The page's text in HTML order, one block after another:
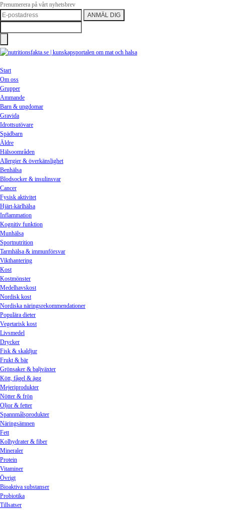
Prenumerera på vårt nyhetsbrev
Start
Om oss
Grupper
Ammande
Barn & ungdomar
Gravida
Idrottsutövare
Spädbarn
Äldre
Hälsoområden
Allergier & överkänslighet
Benhälsa
Blodsocker & insulinsvar
Cancer
Fysisk aktivitet
Hjärt-kärlhälsa
Inflammation
Kognitiv funktion
Munhälsa
Sportnutrition
Tarmhälsa & immunförsvar
Vikthantering
Kost
Kostmönster
Medelhavskost
Nordisk kost
Nordiska näringsrekommendationer
Populära dieter
Vegetarisk kost
Livsmedel
Drycker
Fisk & skaldjur
Frukt & bär
Grönsaker & baljväxter
Kött, fågel & ägg
Mejeriprodukter
Nötter & frön
Oljor & fetter
Spannmålsprodukter
Näringsämnen
Fett
Kolhydrater & fiber
Mineraler
Protein
Vitaminer
Övrigt
Bioaktiva substanser
Probiotika
Tillsatser